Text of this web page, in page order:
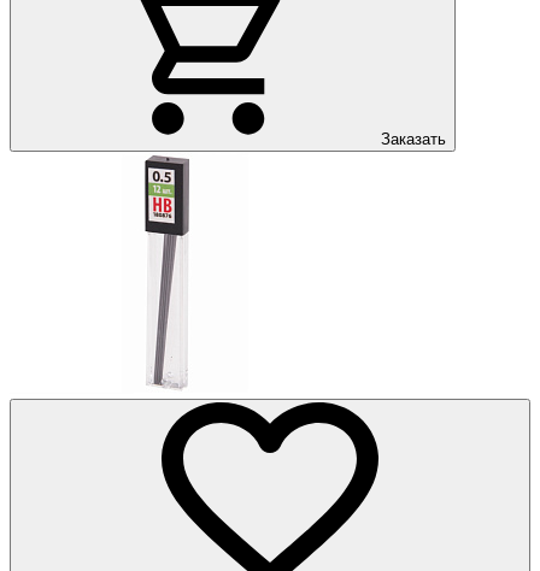
Заказать